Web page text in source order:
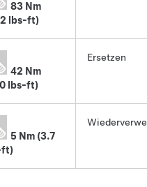
83 Nm
lbs-ft)
42 Nm
lbs-ft)
Ersetzen
5 Nm (3.7
ft)